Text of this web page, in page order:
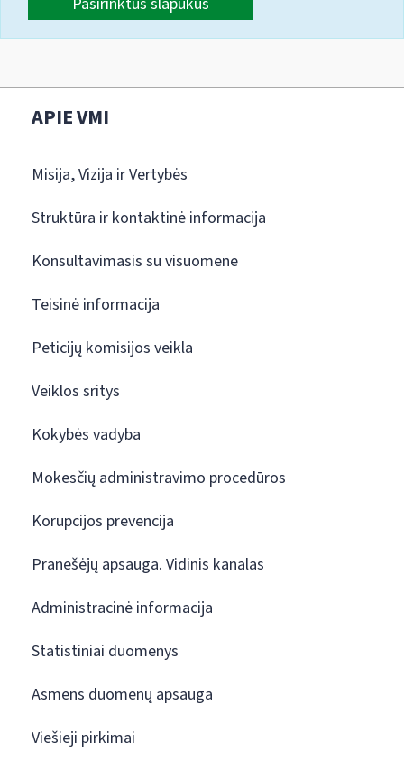
APIE VMI
Misija, Vizija ir Vertybės
Struktūra ir kontaktinė informacija
Konsultavimasis su visuomene
Teisinė informacija
Peticijų komisijos veikla
Veiklos sritys
Kokybės vadyba
Mokesčių administravimo procedūros
Korupcijos prevencija
Pranešėjų apsauga. Vidinis kanalas
Administracinė informacija
Statistiniai duomenys
Asmens duomenų apsauga
Viešieji pirkimai